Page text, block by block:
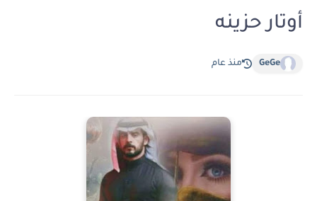
أوتار حزينه
GeGe منذ عام